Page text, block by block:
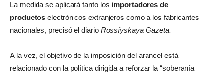
La medida se aplicará tanto los importadores de
productos electrónicos extranjeros como a los fabricantes
nacionales, precisó el diario Rossíyskaya Gazeta.
A la vez, el objetivo de la imposición del arancel está
relacionado con la política dirigida a reforzar la “soberanía